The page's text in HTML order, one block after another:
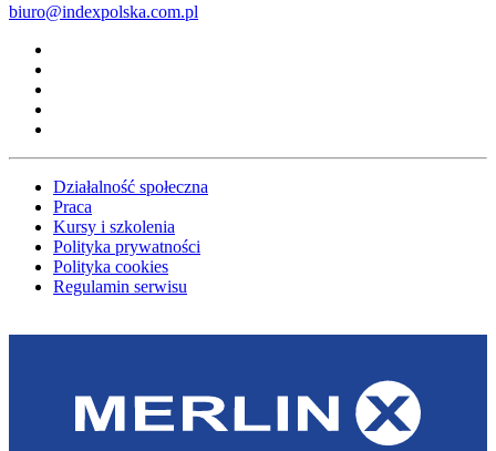
biuro@indexpolska.com.pl
Działalność społeczna
Praca
Kursy i szkolenia
Polityka prywatności
Polityka cookies
Regulamin serwisu